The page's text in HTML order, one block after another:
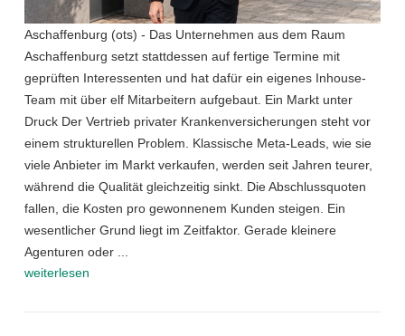
Aschaffenburg (ots) - Das Unternehmen aus dem Raum
Aschaffenburg setzt stattdessen auf fertige Termine mit
geprüften Interessenten und hat dafür ein eigenes Inhouse-
Team mit über elf Mitarbeitern aufgebaut. Ein Markt unter
Druck Der Vertrieb privater Krankenversicherungen steht vor
einem strukturellen Problem. Klassische Meta-Leads, wie sie
viele Anbieter im Markt verkaufen, werden seit Jahren teurer,
während die Qualität gleichzeitig sinkt. Die Abschlussquoten
fallen, die Kosten pro gewonnenem Kunden steigen. Ein
wesentlicher Grund liegt im Zeitfaktor. Gerade kleinere
Agenturen oder ...
weiterlesen